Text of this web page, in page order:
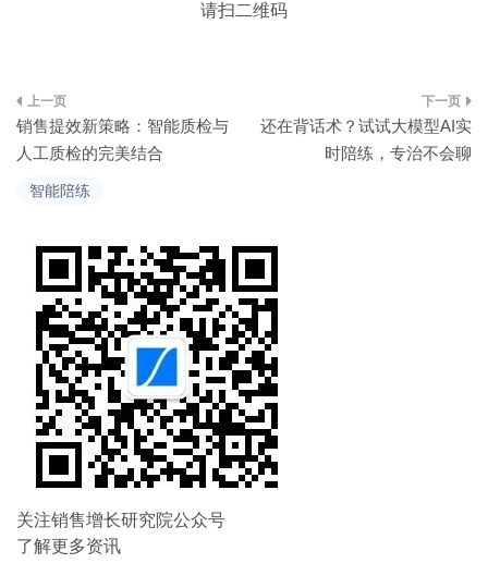
智能陪练
请扫二维码
文
章
导
航
销售提效新策略：智能质检与
人工质检的完美结合
还在背话术？试试大模型AI实
时陪练，专治不会聊
关注销售增长研究院公众号
了解更多资讯